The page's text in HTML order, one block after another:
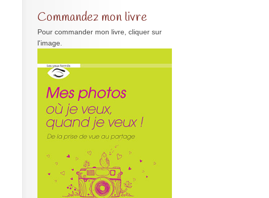
Commandez mon livre
Pour commander mon livre, cliquer sur
l'image.